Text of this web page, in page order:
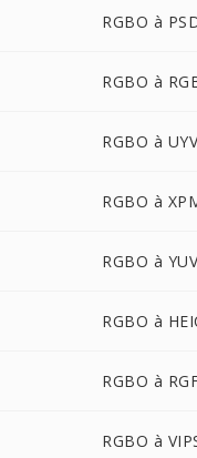
RGBO à
RGBO à
RGBO à
RGBO à
RGBO à
RGBO à
RGBO à
RGBO à